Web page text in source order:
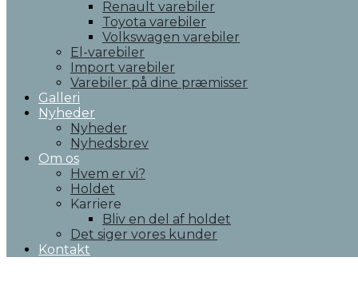
Renault varebiler
Toyota varebiler
Volkswagen varebiler
El-varebiler
Import varebiler
Varebiler på dine præmisser
Galleri
Nyheder
Nyheder
Nyhedsbrev
Om os
Hvem er vi?
Holdet
Karriere
Bliv en del af holdet
Det siger vores kunder
Kontakt